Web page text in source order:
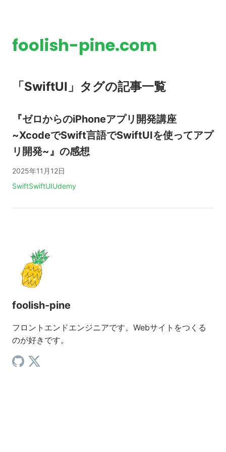
foolish-pine.com
「SwiftUI」タグの記事一覧
『ゼロからのiPhoneアプリ開発講座
~XcodeでSwift言語でSwiftUIを使ってアプ
リ開発~』の感想
2025年11月12日
タグ:
SwiftSwiftUIUdemy
foolish-pine
フロントエンドエンジニアです。Webサイトをつくる
のが好きです。
GitHub（新しいタブで開く）
X（新しいタブで開く）